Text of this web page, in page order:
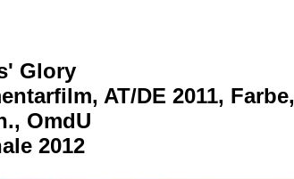
Glory
AT/DE 2011, Farbe,
OmdU
2012